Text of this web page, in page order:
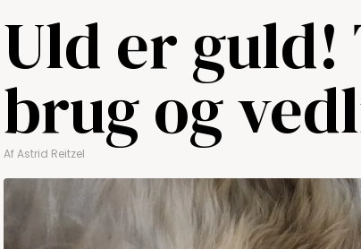
Uld er
brug og
AfAstrid Reitzel